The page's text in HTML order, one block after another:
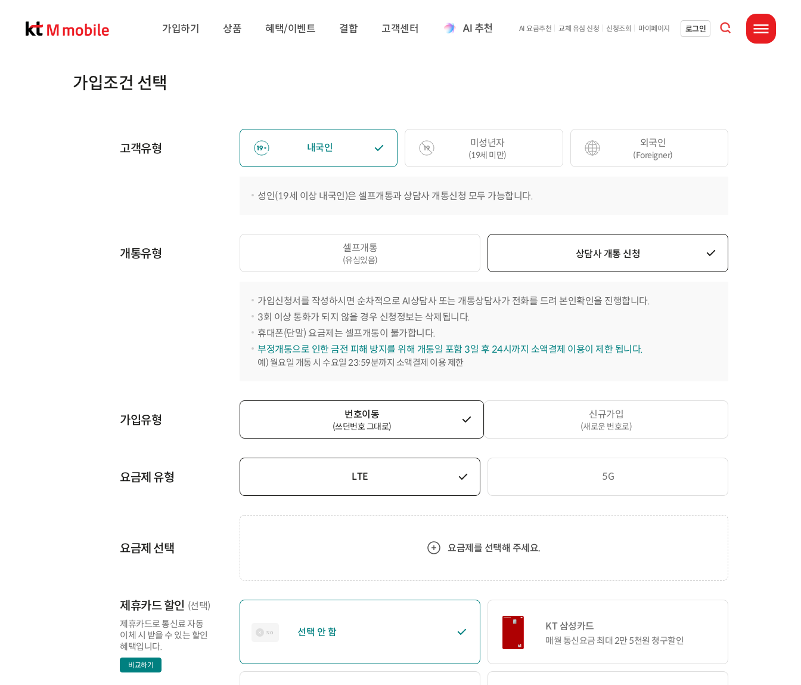
가입하기 상품 혜택/이벤트 결합 고객센터 AI 요금추천 교체 유심 신청 신청조회 마이페이지 로그인
통합검색 열기
전체메뉴 열기
가입조건 선택
고객유형 내국인 미성년자
(19세 미만)
외국인
(Foreigner)
성인(19세 이상 내국인)은 셀프개통과 상담사 개통신청 모두 가능합니다.
개통유형 셀프개통
(유심있음) 상담사 개통 신청
가입신청서를 작성하시면 순차적으로 AI상담사 또는 개통상담사가 전화를 드려 본인확인을 진행합니다.
3회 이상 통화가 되지 않을 경우 신청정보는 삭제됩니다.
휴대폰(단말) 요금제는 셀프개통이 불가합니다.
부정개통으로 인한 금전 피해 방지를 위해 개통일 포함 3일 후 24시까지 소액결제 이용이 제한 됩니다.
예) 월요일 개통 시 수요일 23:59분까지 소액결제 이용 제한
가입유형 번호이동
(쓰던번호 그대로)
신규가입
(새로운 번호로)
요금제 유형 LTE 5G
요금제 선택 요금제를 선택해 주세요.
제휴카드 할인 (선택)
제휴카드로 통신료 자동
이체 시 받을 수 있는 할인
혜택입니다.
비교하기
선택 안 함 KT 삼성카드
매월 통신요금 최대 2만 5천원 청구할인